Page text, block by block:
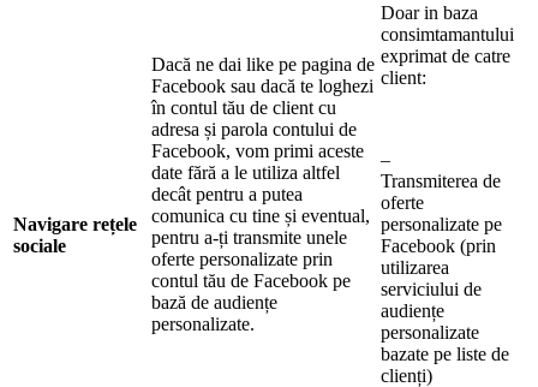
Navigare rețele
sociale
Dacă ne dai like pe pagina de
Facebook sau dacă te loghezi
în contul tău de client cu
adresa și parola contului de
Facebook, vom primi aceste
date fără a le utiliza altfel
decât pentru a putea
comunica cu tine și eventual,
pentru a-ți transmite unele
oferte personalizate prin
contul tău de Facebook pe
bază de audiențe
personalizate.
Doar in baza
consimtamantului
exprimat de catre
client:
–
Transmiterea de
oferte
personalizate pe
Facebook (prin
utilizarea
serviciului de
audiențe
personalizate
bazate pe liste de
clienți)